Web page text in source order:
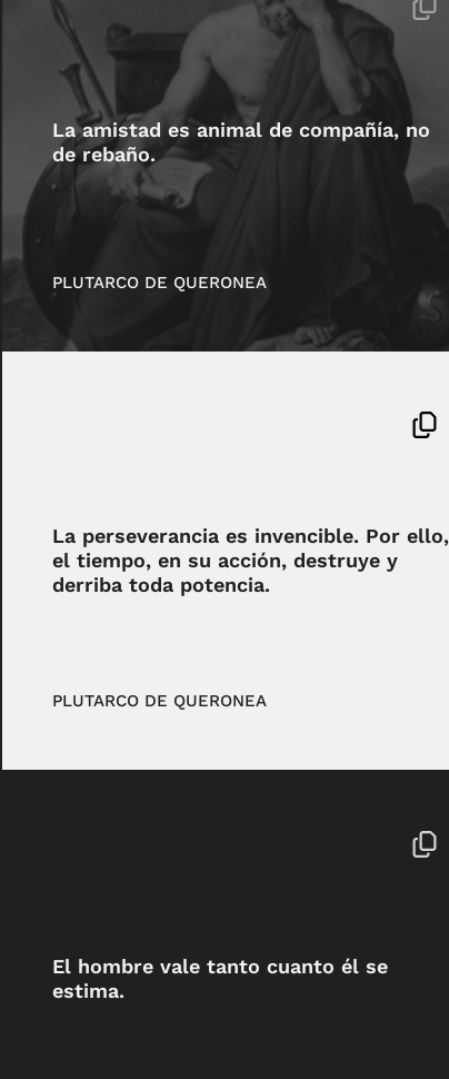
La amistad es animal de compañía, no
de rebaño.
PLUTARCO DE QUERONEA
La perseverancia es invencible. Por ello,
el tiempo, en su acción, destruye y
derriba toda potencia.
PLUTARCO DE QUERONEA
El hombre vale tanto cuanto él se
estima.